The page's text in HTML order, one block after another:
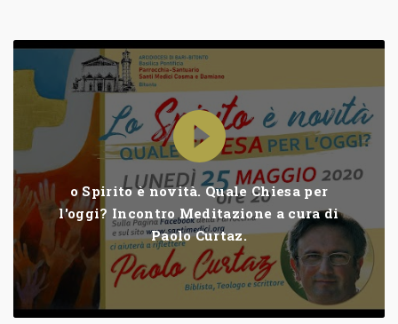
o Spirito è novità. Quale Chiesa per
l'oggi? Incontro Meditazione a cura di
Paolo Curtaz.